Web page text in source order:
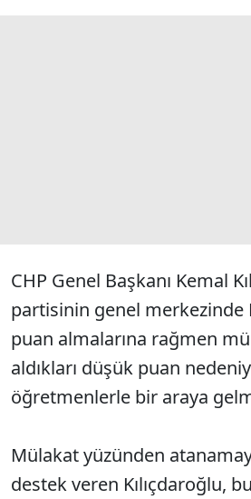
CHP Genel Başkanı Kemal
partisinin genel merkezinde
puan almalarına rağmen
aldıkları düşük puan
öğretmenlerle bir araya
Mülakat yüzünden
destek veren Kılıçdaroğlu,